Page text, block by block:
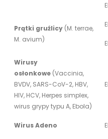
Prątki gruźlicy (M. terrae,
M. avium)
Wirusy
osłonkowe (Vaccinia,
BVDV, SARS-CoV-2, HBV,
HIV, HCV, Herpes simplex,
wirus grypy typu A, Ebola)
Wirus Adeno